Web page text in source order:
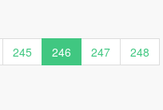
245 246 247
248